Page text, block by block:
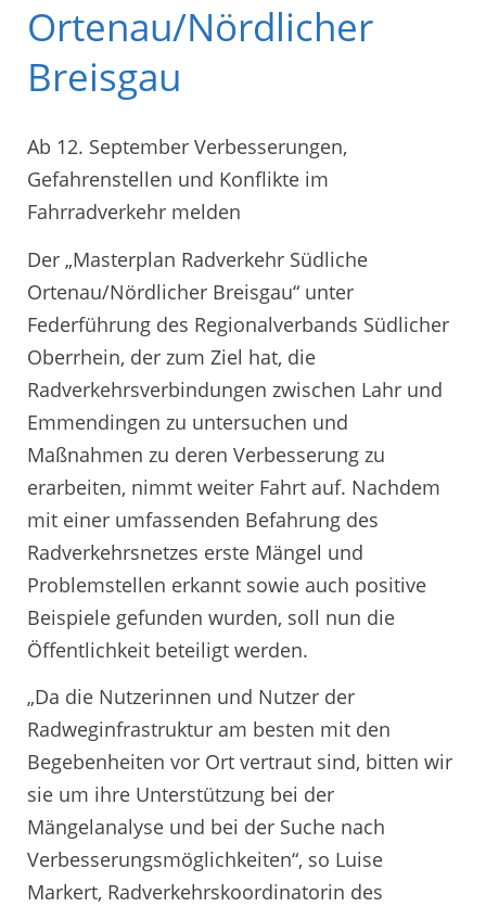
Ortenau/Nördlicher
Breisgau
Ab 12. September Verbesserungen,
Gefahrenstellen und Konflikte im
Fahrradverkehr melden
Der „Masterplan Radverkehr Südliche
Ortenau/Nördlicher Breisgau“ unter
Federführung des Regionalverbands Südlicher
Oberrhein, der zum Ziel hat, die
Radverkehrsverbindungen zwischen Lahr und
Emmendingen zu untersuchen und
Maßnahmen zu deren Verbesserung zu
erarbeiten, nimmt weiter Fahrt auf. Nachdem
mit einer umfassenden Befahrung des
Radverkehrsnetzes erste Mängel und
Problemstellen erkannt sowie auch positive
Beispiele gefunden wurden, soll nun die
Öffentlichkeit beteiligt werden.
„Da die Nutzerinnen und Nutzer der
Radweginfrastruktur am besten mit den
Begebenheiten vor Ort vertraut sind, bitten wir
sie um ihre Unterstützung bei der
Mängelanalyse und bei der Suche nach
Verbesserungsmöglichkeiten“, so Luise
Markert, Radverkehrskoordinatorin des